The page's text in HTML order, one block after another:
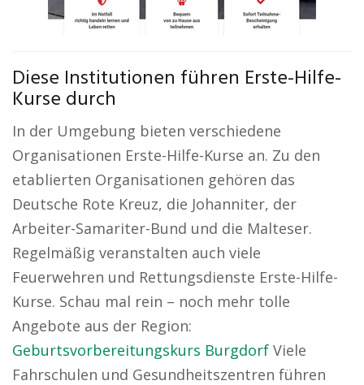
Diese Institutionen führen Erste-Hilfe-
Kurse durch
In der Umgebung bieten verschiedene
Organisationen Erste-Hilfe-Kurse an. Zu den
etablierten Organisationen gehören das
Deutsche Rote Kreuz, die Johanniter, der
Arbeiter-Samariter-Bund und die Malteser.
Regelmäßig veranstalten auch viele
Feuerwehren und Rettungsdienste Erste-Hilfe-
Kurse. Schau mal rein – noch mehr tolle
Angebote aus der Region:
Geburtsvorbereitungskurs Burgdorf Viele
Fahrschulen und Gesundheitszentren führen